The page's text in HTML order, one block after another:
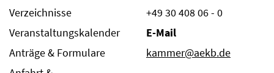
Verzeichnisse
Veranstaltungskalender
Anträge & Formulare
+49 30 408 06 - 0
E-Mail
kammer@aekb.de